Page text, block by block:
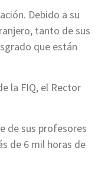
Debido a su
tanto de sus
que están
la FIQ, el Rector
de sus profesores
de 6 mil horas de